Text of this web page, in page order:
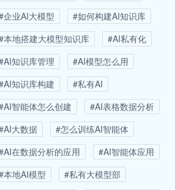
企业AI大模型
#如何构建AI知识库
本地搭建大模型知识库
#AI私有化
知识库管理
#AI模型怎么用
知识库构建
#私有AI
智能体怎么创建
#AI表格数据分析
大数据
#怎么训练AI智能体
在数据分析的应用
#AI智能体应用
本地AI模型
#私有大模型部